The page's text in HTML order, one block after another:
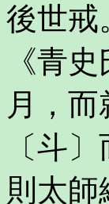
後世戒
《青
月，
〔斗
則太